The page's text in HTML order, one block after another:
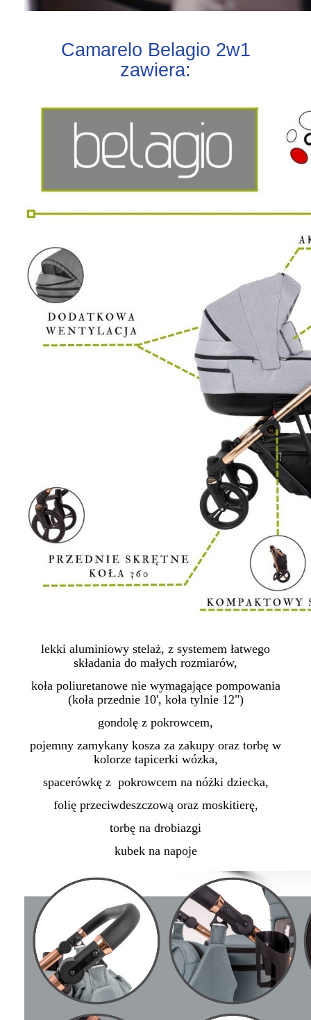
Camarelo Belagio 2w1
zawiera:
lekki aluminiowy stelaż, z systemem łatwego
składania do małych rozmiarów,
koła poliuretanowe nie wymagające pompowania
(koła przednie 10', koła tylnie 12")
gondolę z pokrowcem,
pojemny zamykany kosza za zakupy oraz torbę w
kolorze tapicerki wózka,
spacerówkę z pokrowcem na nóżki dziecka,
folię przeciwdeszczową oraz moskitierę,
torbę na drobiazgi
kubek na napoje